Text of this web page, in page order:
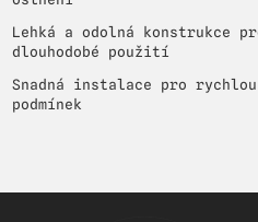
Lehká a odolná konstrukce
dlouhodobé použití
Snadná instalace pro
podmínek